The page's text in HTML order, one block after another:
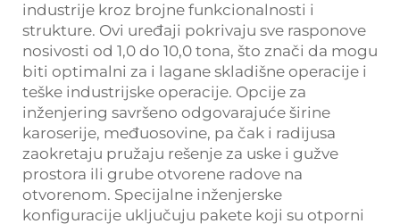
industrije kroz brojne funkcionalnosti i
strukture. Ovi uređaji pokrivaju sve rasponove
nosivosti od 1,0 do 10,0 tona, što znači da mogu
biti optimalni za i lagane skladišne operacije i
teške industrijske operacije. Opcije za
inženjering savršeno odgovarajuće širine
karoserije, međuosovine, pa čak i radijusa
zaokretaju pružaju rešenje za uske i gužve
prostora ili grube otvorene radove na
otvorenom. Specijalne inženjerske
konfiguracije uključuju pakete koji su otporni